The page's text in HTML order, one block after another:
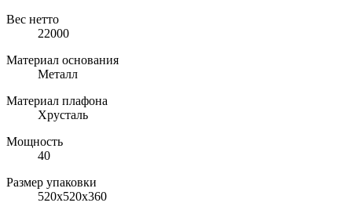
Вес нетто
22000
Материал основания
Металл
Материал плафона
Хрусталь
Мощность
40
Размер упаковки
520x520x360